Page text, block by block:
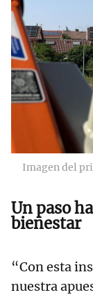
Imagen del
Un paso
bienestar
“Con esta
nuestra